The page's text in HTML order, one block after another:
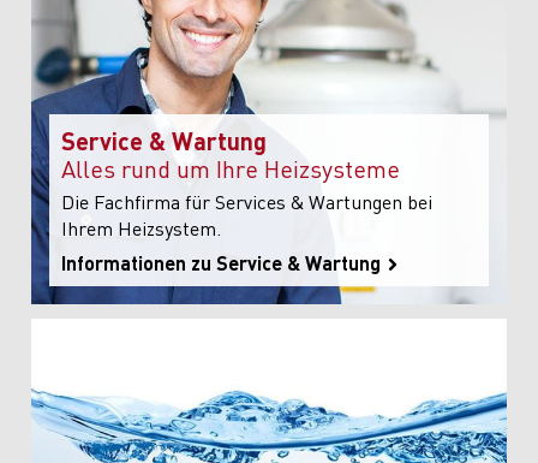
Service & Wartung
Alles rund um Ihre Heizsysteme
Die Fachfirma für Services & Wartungen bei
Ihrem Heizsystem.
Informationen zu Service & Wartung